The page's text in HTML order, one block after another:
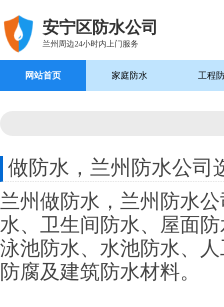
安宁区防水公司
兰州周边24小时内上门服务
网站首页 家庭防水 工程
做防水，兰州防水公司
兰州做防水，兰州防水
水、卫生间防水、屋面
泳池防水、水池防水、
防腐及建筑防水材料。